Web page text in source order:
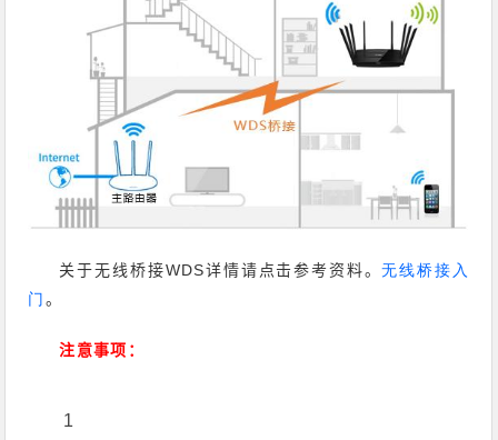
关于无线桥接WDS详情请点击参考资料。无线桥接入
门 。
注意事项：
1